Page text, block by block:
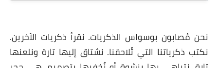
مُصابون بوسواس الذكريات. نقرأ ذكريات الآخرين.
ذكرياتنا التي تُلاحقنا. نشتاق إليها تارة ونلعنها